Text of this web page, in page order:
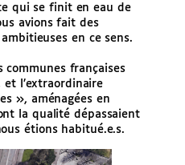
qui se finit en eau de
avions fait des
en ce sens.
communes françaises
l’extraordinaire
», aménagées en
la qualité dépassaient
étions habitué.e.s.